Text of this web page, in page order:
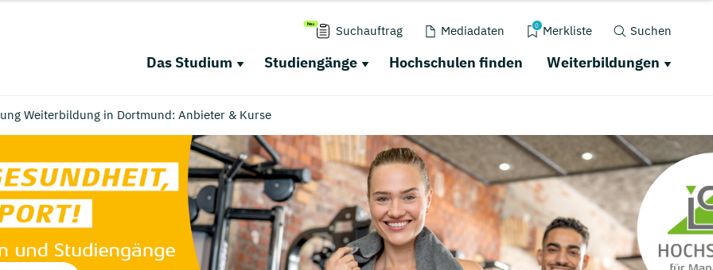
Suchauftrag Mediadaten 0 Merkliste Suchen
Das Studium Studiengänge Hochschulen finden Weiterbildungen
Weiterbildung in Dortmund: Anbieter & Kurse